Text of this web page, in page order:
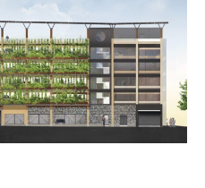
elektricitet